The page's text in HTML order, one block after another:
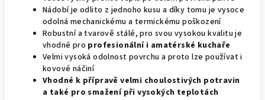
Nádobí je odlito z jednoho kusu a díky tomu je vysoce
odolná mechanickému a termickému poškození
Robustní a tvarově stálé, pro svou vysokou kvalitu je
vhodné pro profesionální i amatérské kuchaře
Velmi vysoká odolnost povrchu a proto lze používat i
kovové náčiní
Vhodné k přípravě velmi choulostivých potravin
a také pro smažení při vysokých teplotách